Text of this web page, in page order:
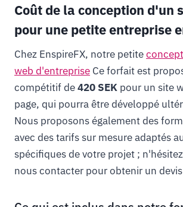
Coût de la conception d'un
pour une petite entreprise
Chez EnspireFX, notre petite
web d'entreprise Ce forfait est
compétitif de420 SEK pour un site
page, qui pourra être développé
Nous proposons également des
avec des tarifs sur mesure adaptés
spécifiques de votre projet ;
nous contacter pour obtenir un